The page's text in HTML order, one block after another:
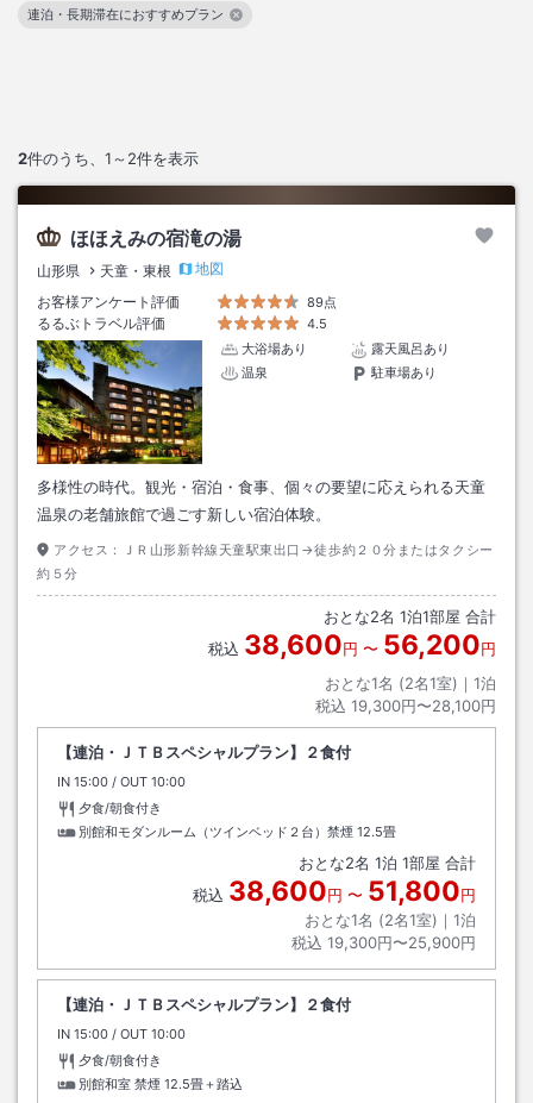
2件のうち、 1～2件を表示
連泊・長期滞在におすすめプラン
この絞り込み条件を解除
ほほえみの宿滝の湯
山形県 天童・東根
地図
お客様アンケート評価
89点
るるぶトラベル評価
4.5
大浴場あり
露天風呂あり
温泉
駐車場あり
多様性の時代。観光・宿泊・食事、個々の要望に応えられる天童
温泉の老舗旅館で過ごす新しい宿泊体験。
アクセス：
ＪＲ山形新幹線天童駅東出口→徒歩約２０分またはタクシー
約５分
おとな2名 1泊1部屋 合計
税込 38,600円 〜 56,200円
おとな1名 (2名1室)｜ 1泊
税込 19,300円〜28,100円
【連泊・ＪＴＢスペシャルプラン】２食付
IN チェックイン
15:00 / OUT チェックアウト
10:00
夕食/朝食付き
別館和モダンルーム（ツインベッド２台）禁煙 12.5畳
おとな2名 1泊 1部屋 合計
税込 38,600円 〜 51,800円
おとな1名 (2名1室)｜ 1泊
税込 19,300円〜25,900円
【連泊・ＪＴＢスペシャルプラン】２食付
IN チェックイン
15:00 / OUT チェックアウト
10:00
夕食/朝食付き
別館和室 禁煙 12.5畳＋踏込